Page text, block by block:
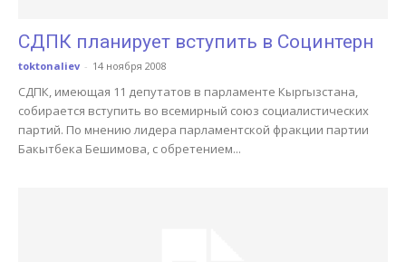
СДПК планирует вступить в Социнтерн
toktonaliev - 14 ноября 2008
СДПК, имеющая 11 депутатов в парламенте Кыргызстана,
собирается вступить во всемирный союз социалистических
партий. По мнению лидера парламентской фракции партии
Бакытбека Бешимова, с обретением...